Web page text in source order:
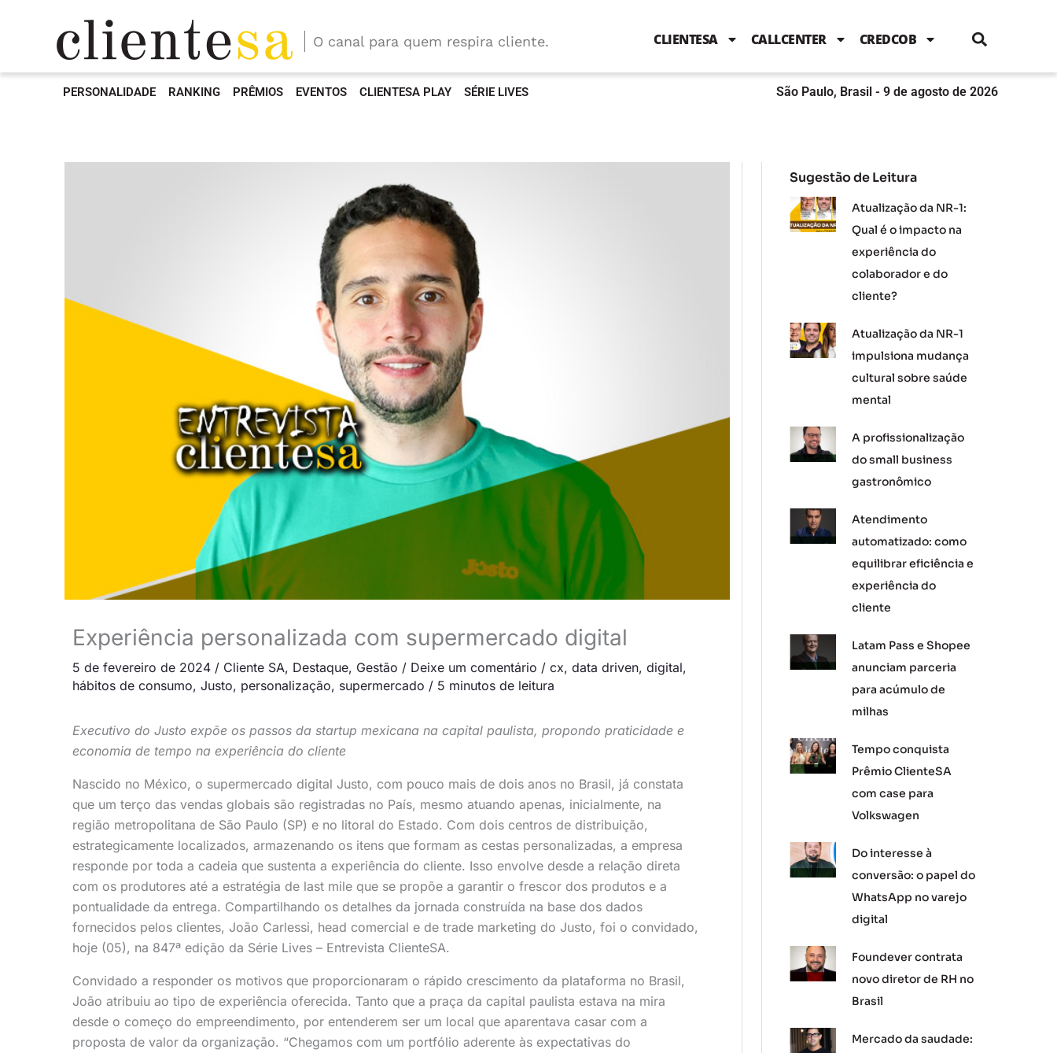
b
o
k
t
e
b
n
g
a
m
O canal para quem respira cliente. CLIENTESA CALLCENTER CREDCOB
PERSONALIDADE RANKING PRÊMIOS EVENTOS CLIENTESA PLAY SÉRIE LIVES São Paulo, Brasil - 9 de agosto de 2026
Experiência personalizada com supermercado digital
5 de fevereiro de 2024 / Cliente SA, Destaque, Gestão / Deixe um comentário / cx, data driven, digital,
hábitos de consumo, Justo, personalização, supermercado / 5 minutos de leitura
Executivo do Justo expõe os passos da startup mexicana na capital paulista, propondo praticidade e
economia de tempo na experiência do cliente
Nascido no México, o supermercado digital Justo, com pouco mais de dois anos no Brasil, já constata
que um terço das vendas globais são registradas no País, mesmo atuando apenas, inicialmente, na
região metropolitana de São Paulo (SP) e no litoral do Estado. Com dois centros de distribuição,
estrategicamente localizados, armazenando os itens que formam as cestas personalizadas, a empresa
responde por toda a cadeia que sustenta a experiência do cliente. Isso envolve desde a relação direta
com os produtores até a estratégia de last mile que se propõe a garantir o frescor dos produtos e a
pontualidade da entrega. Compartilhando os detalhes da jornada construída na base dos dados
fornecidos pelos clientes, João Carlessi, head comercial e de trade marketing do Justo, foi o convidado,
hoje (05), na 847ª edição da Série Lives – Entrevista ClienteSA.
Convidado a responder os motivos que proporcionaram o rápido crescimento da plataforma no Brasil,
João atribuiu ao tipo de experiência oferecida. Tanto que a praça da capital paulista estava na mira
desde o começo do empreendimento, por entenderem ser um local que aparentava casar com a
proposta de valor da organização. “Chegamos com um portfólio aderente às expectativas do
Sugestão de Leitura
Atualização da NR-1:
Qual é o impacto na
experiência do
colaborador e do
cliente?
Atualização da NR-1
impulsiona mudança
cultural sobre saúde
mental
A profissionalização
do small business
gastronômico
Atendimento
automatizado: como
equilibrar eficiência e
experiência do
cliente
Latam Pass e Shopee
anunciam parceria
para acúmulo de
milhas
Tempo conquista
Prêmio ClienteSA
com case para
Volkswagen
Do interesse à
conversão: o papel do
WhatsApp no varejo
digital
Foundever contrata
novo diretor de RH no
Brasil
Mercado da saudade: